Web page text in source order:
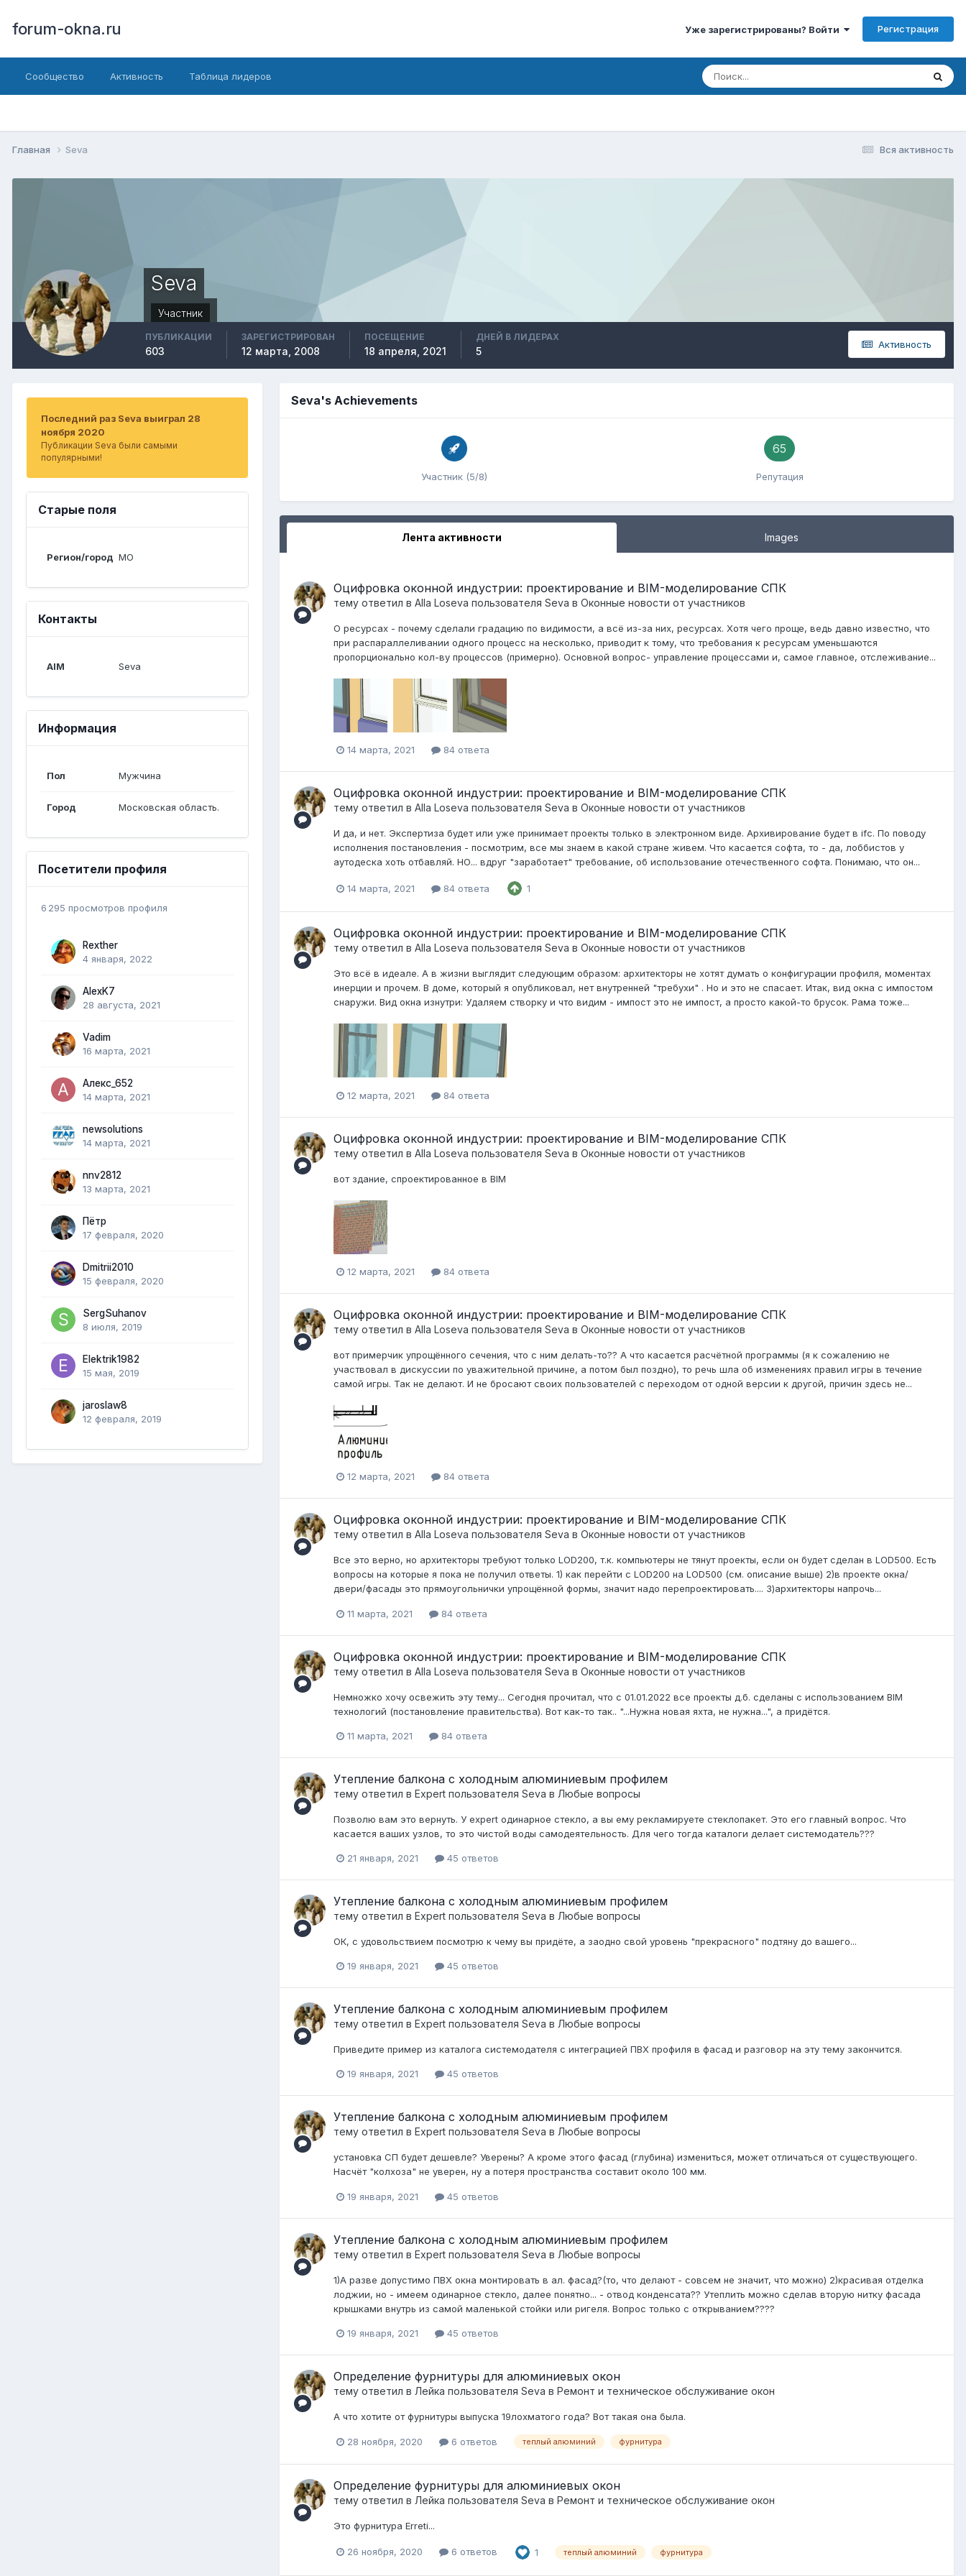
forum-okna.ru Уже зарегистрированы? Войти Регистрация
Сообщество Активность Таблица лидеров
Вся активность
Главная Seva
Seva
Участник
Активность
ПУБЛИКАЦИИ
603
ЗАРЕГИСТРИРОВАН
12 марта, 2008
ПОСЕЩЕНИЕ
18 апреля, 2021
ДНЕЙ В ЛИДЕРАХ
5
Последний раз Seva выиграл 28
ноября 2020
Публикации Seva были самыми
популярными!
Старые поля
Регион/город МО
Контакты
AIM Seva
Информация
Пол Мужчина
Город Московская область.
Посетители профиля
6 295 просмотров профиля
Rexther
4 января, 2022
AlexK7
28 августа, 2021
Vadim
16 марта, 2021
Алекс_652
14 марта, 2021
newsolutions
14 марта, 2021
nnv2812
13 марта, 2021
Пётр
17 февраля, 2020
Dmitrii2010
15 февраля, 2020
SergSuhanov
8 июля, 2019
Elektrik1982
15 мая, 2019
jaroslaw8
12 февраля, 2019
Seva's Achievements
Участник (5/8)
65
Репутация
Лента активности Images
Оцифровка оконной индустрии: проектирование и BIM-моделирование СПК
тему ответил в Alla Loseva пользователя Seva в Оконные новости от участников
О ресурсах - почему сделали градацию по видимости, а всё из-за них, ресурсах. Хотя чего проще, ведь давно известно, что
при распараллеливании одного процесс на несколько, приводит к тому, что требования к ресурсам уменьшаются
пропорционально кол-ву процессов (примерно). Основной вопрос- управление процессами и, самое главное, отслеживание...
14 марта, 2021 84 ответа
Оцифровка оконной индустрии: проектирование и BIM-моделирование СПК
тему ответил в Alla Loseva пользователя Seva в Оконные новости от участников
И да, и нет. Экспертиза будет или уже принимает проекты только в электронном виде. Архивирование будет в ifc. По поводу
исполнения постановления - посмотрим, все мы знаем в какой стране живем. Что касается софта, то - да, лоббистов у
аутодеска хоть отбавляй. НО... вдруг "заработает" требование, об использование отечественного софта. Понимаю, что он...
14 марта, 2021 84 ответа 1
Оцифровка оконной индустрии: проектирование и BIM-моделирование СПК
тему ответил в Alla Loseva пользователя Seva в Оконные новости от участников
Это всё в идеале. А в жизни выглядит следующим образом: архитекторы не хотят думать о конфигурации профиля, моментах
инерции и прочем. В доме, который я опубликовал, нет внутренней "требухи" . Но и это не спасает. Итак, вид окна с импостом
снаружи. Вид окна изнутри: Удаляем створку и что видим - импост это не импост, а просто какой-то брусок. Рама тоже...
12 марта, 2021 84 ответа
Оцифровка оконной индустрии: проектирование и BIM-моделирование СПК
тему ответил в Alla Loseva пользователя Seva в Оконные новости от участников
вот здание, спроектированное в BIM
12 марта, 2021 84 ответа
Оцифровка оконной индустрии: проектирование и BIM-моделирование СПК
тему ответил в Alla Loseva пользователя Seva в Оконные новости от участников
вот примерчик упрощённого сечения, что с ним делать-то?? А что касается расчётной программы (я к сожалению не
участвовал в дискуссии по уважительной причине, а потом был поздно), то речь шла об изменениях правил игры в течение
самой игры. Так не делают. И не бросают своих пользователей с переходом от одной версии к другой, причин здесь не...
12 марта, 2021 84 ответа
Оцифровка оконной индустрии: проектирование и BIM-моделирование СПК
тему ответил в Alla Loseva пользователя Seva в Оконные новости от участников
Все это верно, но архитекторы требуют только LOD200, т.к. компьютеры не тянут проекты, если он будет сделан в LOD500. Есть
вопросы на которые я пока не получил ответы. 1) как перейти с LOD200 на LOD500 (см. описание выше) 2)в проекте окна/
двери/фасады это прямоугольнички упрощённой формы, значит надо перепроектировать.... 3)архитекторы напрочь...
11 марта, 2021 84 ответа
Оцифровка оконной индустрии: проектирование и BIM-моделирование СПК
тему ответил в Alla Loseva пользователя Seva в Оконные новости от участников
Немножко хочу освежить эту тему... Сегодня прочитал, что с 01.01.2022 все проекты д.б. сделаны с использованием BIM
технологий (постановление правительства). Вот как-то так.. "...Нужна новая яхта, не нужна...", а придётся.
11 марта, 2021 84 ответа
Утепление балкона с холодным алюминиевым профилем
тему ответил в Expert пользователя Seva в Любые вопросы
Позволю вам это вернуть. У expert одинарное стекло, а вы ему рекламируете стеклопакет. Это его главный вопрос. Что
касается ваших узлов, то это чистой воды самодеятельность. Для чего тогда каталоги делает системодатель???
21 января, 2021 45 ответов
Утепление балкона с холодным алюминиевым профилем
тему ответил в Expert пользователя Seva в Любые вопросы
ОК, с удовольствием посмотрю к чему вы придёте, а заодно свой уровень "прекрасного" подтяну до вашего...
19 января, 2021 45 ответов
Утепление балкона с холодным алюминиевым профилем
тему ответил в Expert пользователя Seva в Любые вопросы
Приведите пример из каталога системодателя с интеграцией ПВХ профиля в фасад и разговор на эту тему закончится.
19 января, 2021 45 ответов
Утепление балкона с холодным алюминиевым профилем
тему ответил в Expert пользователя Seva в Любые вопросы
установка СП будет дешевле? Уверены? А кроме этого фасад (глубина) измениться, может отличаться от существующего.
Насчёт "колхоза" не уверен, ну а потеря пространства составит около 100 мм.
19 января, 2021 45 ответов
Утепление балкона с холодным алюминиевым профилем
тему ответил в Expert пользователя Seva в Любые вопросы
1)А разве допустимо ПВХ окна монтировать в ал. фасад?(то, что делают - совсем не значит, что можно) 2)красивая отделка
лоджии, но - имеем одинарное стекло, далее понятно... - отвод конденсата?? Утеплить можно сделав вторую нитку фасада
крышками внутрь из самой маленькой стойки или ригеля. Вопрос только с открыванием????
19 января, 2021 45 ответов
Определение фурнитуры для алюминиевых окон
тему ответил в Лейка пользователя Seva в Ремонт и техническое обслуживание окон
А что хотите от фурнитуры выпуска 19лохматого года? Вот такая она была.
28 ноября, 2020 6 ответов теплый алюминий фурнитура
Определение фурнитуры для алюминиевых окон
тему ответил в Лейка пользователя Seva в Ремонт и техническое обслуживание окон
Это фурнитура Erreti...
26 ноября, 2020 6 ответов 1 теплый алюминий фурнитура